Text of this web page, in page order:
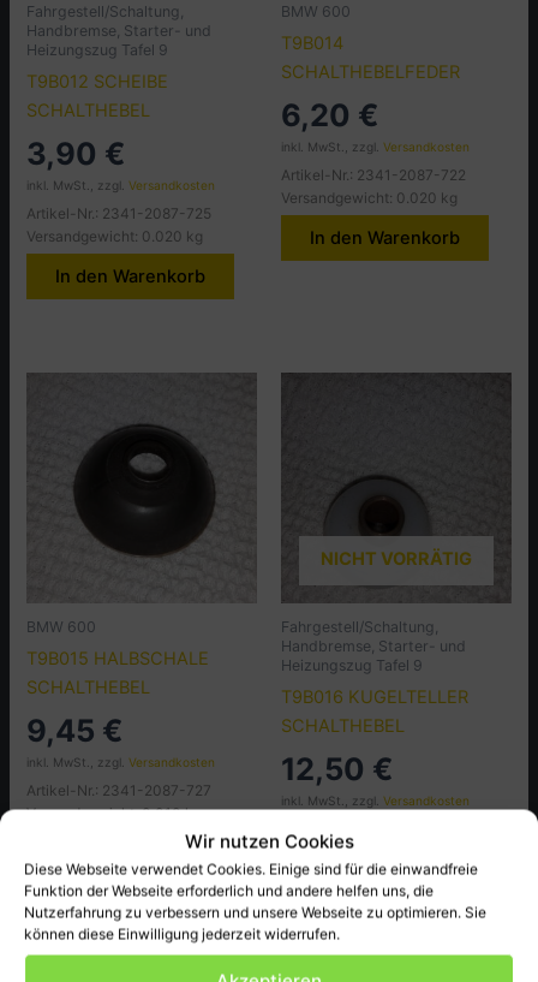
Wir nutzen Cookies
Diese Webseite verwendet Cookies. Einige sind für die einwandfreie
Funktion der Webseite erforderlich und andere helfen uns, die
Nutzerfahrung zu verbessern und unsere Webseite zu optimieren. Sie
können diese Einwilligung jederzeit widerrufen.
Fahrgestell/Schaltung,
Handbremse, Starter- und
Heizungszug Tafel 9
T9B012 SCHEIBE
SCHALTHEBEL
3,90 €
inkl. MwSt., zzgl.Versandkosten
Artikel-Nr.: 2341-2087-725
Versandgewicht: 0.020 kg
In den Warenkorb
BMW 600
T9B014
SCHALTHEBELFEDER
6,20 €
inkl. MwSt., zzgl. Versandkosten
Artikel-Nr.: 2341-2087-722
Versandgewicht: 0.020 kg
In den Warenkorb
BMW 600
T9B015 HALBSCHALE
SCHALTHEBEL
9,45 €
inkl. MwSt., zzgl.Versandkosten
Artikel-Nr.: 2341-2087-727
Versandgewicht: 0.010 kg
In den Warenkorb
NICHT VORRÄTIG
Fahrgestell/Schaltung,
Handbremse, Starter- und
Heizungszug Tafel 9
T9B016 KUGELTELLER
SCHALTHEBEL
12,50 €
inkl. MwSt., zzgl. Versandkosten
Versandgewicht: 0.020 kg
Weiterlesen